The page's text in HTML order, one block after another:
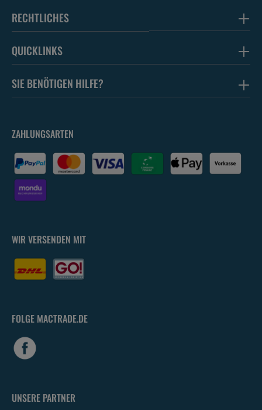
RECHTLICHES
QUICKLINKS
SIE BENÖTIGEN HILFE?
ZAHLUNGSARTEN
WIR VERSENDEN MIT
FOLGE MACTRADE.DE
UNSERE PARTNER